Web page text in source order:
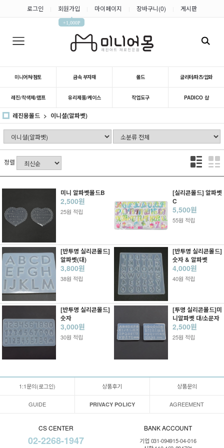
로그인 회원가입
▲
+1,000P
마이페이지 장바구니(0) 게시판
미니어쳐/점토 금속 부자재 몰드 글리터/파츠/압화
레진/착색제/램프 유리제품/케이스 작업도구 PADICO 샵
레진용몰드 이니셜(알파벳)
정렬
미니 알파벳몰드B
2,500원
25원 적립
[실리콘몰드] 알파벳
C
5,500원
55원 적립
[반투명 실리콘몰드]
알파벳(대)
3,800원
38원 적립
[반투명 실리콘몰드]
숫자 & 알파벳
4,000원
40원 적립
[반투명 실리콘몰드]
숫자
3,000원
30원 적립
[투명 실리콘몰드]미
니알파벳 대/소문자
2,500원
25원 적립
1:1문의(로그인) 상품후기 상품문의
GUIDE PRIVACY POLICY AGREEMENT
CS CENTER
02-2268-1947
BANK ACCOUNT
기업 031-094915-04-016